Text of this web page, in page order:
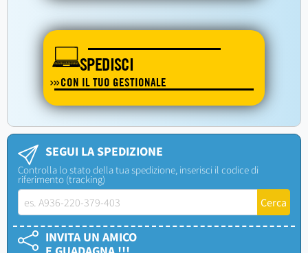
SPEDISCI
CON IL TUO GESTIONALE
SEGUI LA SPEDIZIONE
Controlla lo stato della tua spedizione, inserisci il codice di
riferimento (tracking)
INVITA UN AMICO